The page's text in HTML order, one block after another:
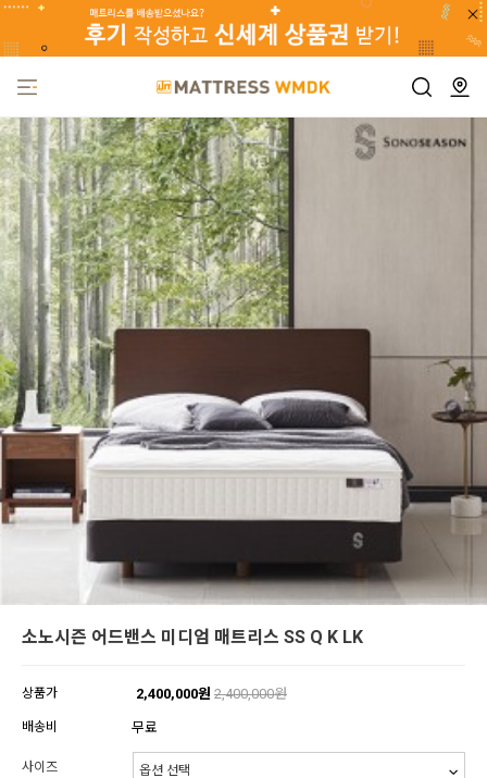
소노시즌 어드밴스 미디엄 매트리스 SS Q K LK
상품가 2,400,000원 2,400,000원
배송비 무료
사이즈